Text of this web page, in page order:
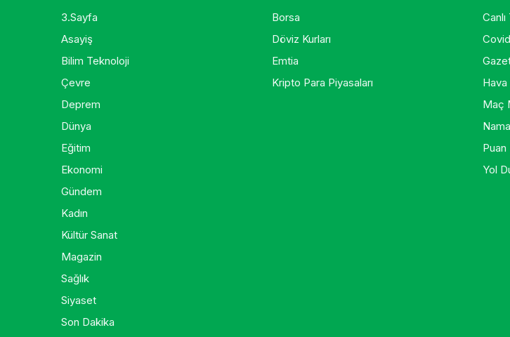
3.Sayfa
Asayiş
Bilim Teknoloji
Çevre
Deprem
Dünya
Eğitim
Ekonomi
Gündem
Kadın
Kültür Sanat
Magazin
Sağlık
Siyaset
Son Dakika
Borsa
Döviz Kurları
Emtia
Kripto Para Piyasaları
Hava
Maç
Puan
Yol